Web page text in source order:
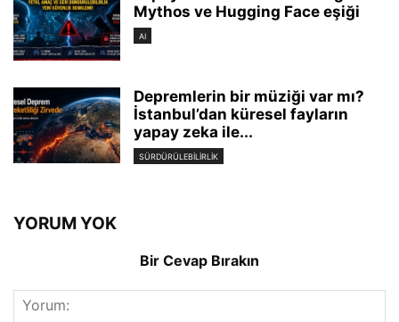
Mythos ve Hugging Face eşiği
AI
Depremlerin bir müziği var mı?
İstanbul’dan küresel fayların
yapay zeka ile...
SÜRDÜRÜLEBILIRLIK
YORUM YOK
Bir Cevap Bırakın